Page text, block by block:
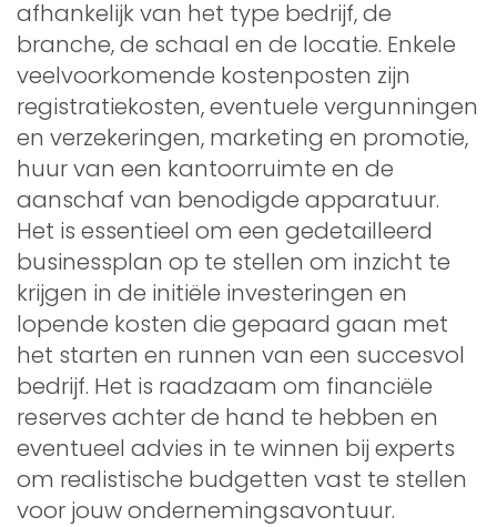
afhankelijk van het type bedrijf, de
branche, de schaal en de locatie. Enkele
veelvoorkomende kostenposten zijn
registratiekosten, eventuele vergunningen
en verzekeringen, marketing en promotie,
huur van een kantoorruimte en de
aanschaf van benodigde apparatuur.
Het is essentieel om een gedetailleerd
businessplan op te stellen om inzicht te
krijgen in de initiële investeringen en
lopende kosten die gepaard gaan met
het starten en runnen van een succesvol
bedrijf. Het is raadzaam om financiële
reserves achter de hand te hebben en
eventueel advies in te winnen bij experts
om realistische budgetten vast te stellen
voor jouw ondernemingsavontuur.